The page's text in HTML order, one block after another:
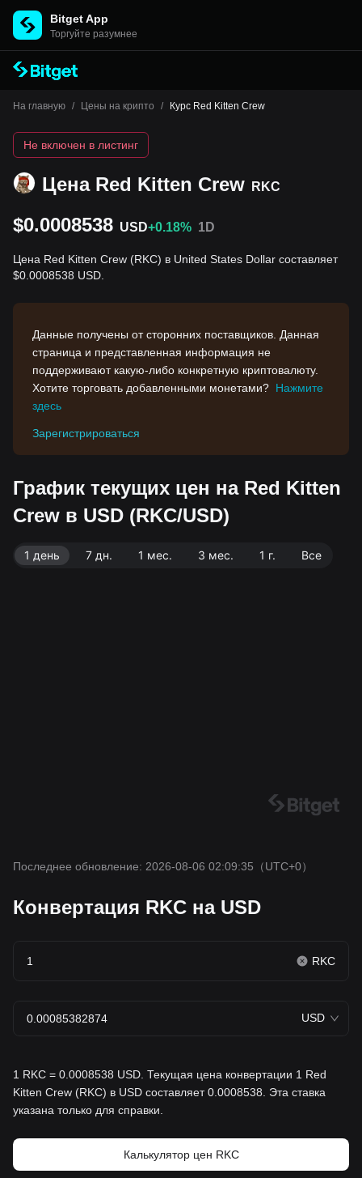
Bitget App
Торгуйте разумнее
На главную / Цены на крипто / Курс Red Kitten Crew
Цена Red Kitten Crew RKC
Не включен в листинг
$0.0008538 USD+0.18% 1D
Цена Red Kitten Crew (RKC) в United States Dollar составляет
$0.0008538 USD.
Данные получены от сторонних поставщиков. Данная
страница и представленная информация не
поддерживают какую-либо конкретную криптовалюту.
Хотите торговать добавленными монетами? Нажмите
здесь
Зарегистрироваться
График текущих цен на Red Kitten
Crew в USD (RKC/USD)
1 день 7 дн. 1 мес. 3 мес. 1 г. Все
Последнее обновление: 2026-08-06 02:09:35 （UTC+0）
Конвертация RKC на USD
RKC
USD
1 RKC = 0.0008538 USD. Текущая цена конвертации 1 Red
Kitten Crew (RKC) в USD составляет 0.0008538. Эта ставка
указана только для справки.
Калькулятор цен RKC